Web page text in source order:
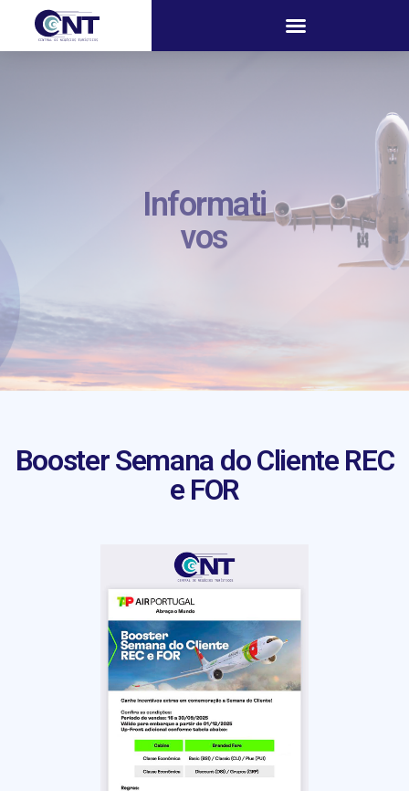
Informati
vos
Booster Semana do Cliente REC
e FOR